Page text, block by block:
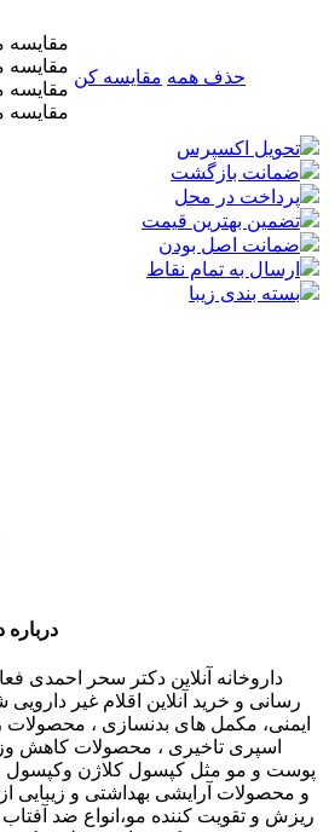
حذف همه مقایسه کن
تحویل اکسپرس
ضمانت بازگشت
پرداخت در محل
تضمین بهترین قیمت
ضمانت اصل بودن
ارسال به تمام نقاط
بسته بندی زیبا
داروخانه آنلاین دکتر سحر احمدی
رسانی و خرید آنلاین اقلام غیر
ایمنی، مکمل های بدنسازی ، محصولات
اسپری تاخیری ، محصولات کاهش
پوست و مو مثل کپسول کلاژن
و محصولات آرایشی بهداشتی و زیبایی
ریزش و تقویت کننده مو،انواع ضد